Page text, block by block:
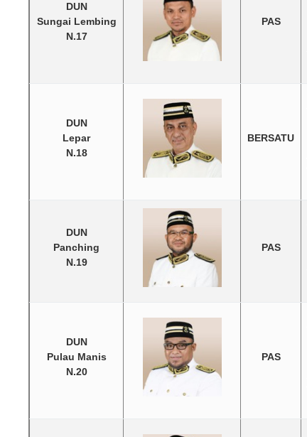
DUN
Sungai Lembing
N.17
PAS
DUN
Lepar
N.18
BERSATU
DUN
Panching
N.19
PAS
DUN
Pulau Manis
N.20
PAS